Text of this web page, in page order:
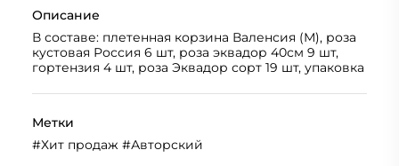
Описание
В составе: плетенная корзина Валенсия (М), роза
кустовая Россия 6 шт, роза эквадор 40см 9 шт,
гортензия 4 шт, роза Эквадор сорт 19 шт, упаковка
Метки
#Хит продаж #Авторский